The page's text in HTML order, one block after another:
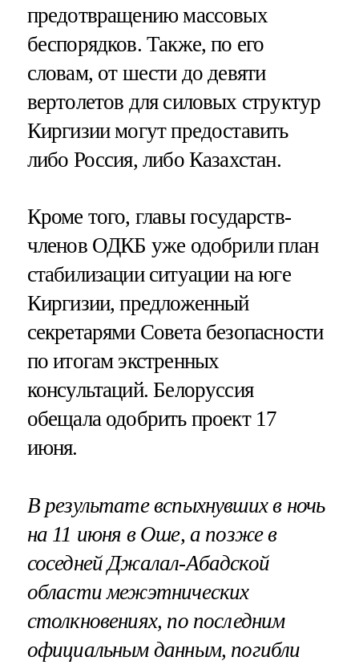
предотвращению массовых
беспорядков. Также, по его
словам, от шести до девяти
вертолетов для силовых структур
Киргизии могут предоставить
либо Россия, либо Казахстан.
Кроме того, главы государств-
членов ОДКБ уже одобрили план
стабилизации ситуации на юге
Киргизии, предложенный
секретарями Совета безопасности
по итогам экстренных
консультаций. Белоруссия
обещала одобрить проект 17
июня.
В результате вспыхнувших в ночь
на 11 июня в Оше, а позже в
соседней Джалал-Абадской
области межэтнических
столкновениях, по последним
официальным данным, погибли